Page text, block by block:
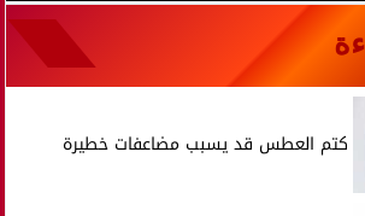
كتم العطس قد يسبب مضاعفات خطيرة